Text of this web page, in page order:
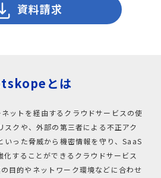
ブログ
い合わせ
資料請求
資料請求
とは
ットを経由するクラウドサービスの使
スクや、外部の第三者による不正アク
いった脅威から機密情報を守り、SaaS
化することができるクラウドサービス
目的やネットワーク環境などに合わせ